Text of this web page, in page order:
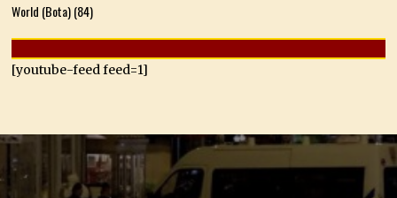
World (Bota)(84)
[youtube-feed feed=1]